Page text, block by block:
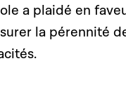
a plaidé en
la pérennité